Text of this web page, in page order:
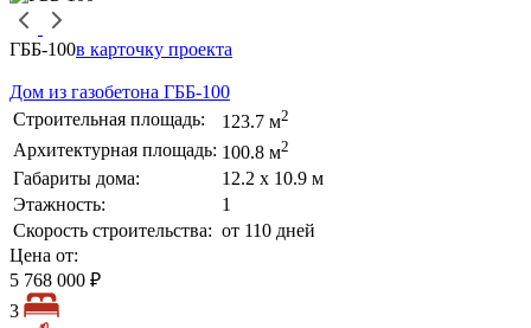
ГББ-100в карточку проекта
Дом из газобетона ГББ-100
Строительная площадь:
123.7 м2
Архитектурная площадь: 100.8 м2
Габариты дома:
12.2 х 10.9 м
Этажность:
1
Скорость строительства: от 110 дней
Цена от:
5 768 000 ₽
3